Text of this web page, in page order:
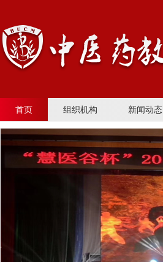
首页 组织机构 新闻动态